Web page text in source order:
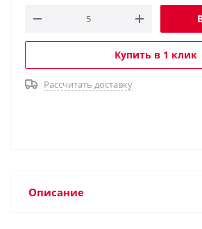
Купить в 1 клик
Рассчитать доставку
Описание